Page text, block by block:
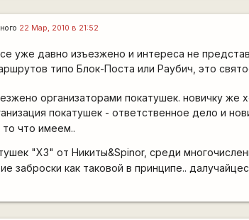
22 Мар, 2010 в 21:52
уже давно изъезжено и интереса не
типо Блок-Поста или Раубич, это
организаторами покатушек. новичку же
покатушек - ответственное дело и
то что имеем..
"ХЗ" от Никиты&Spinor, среди
заброски как таковой в принципе..